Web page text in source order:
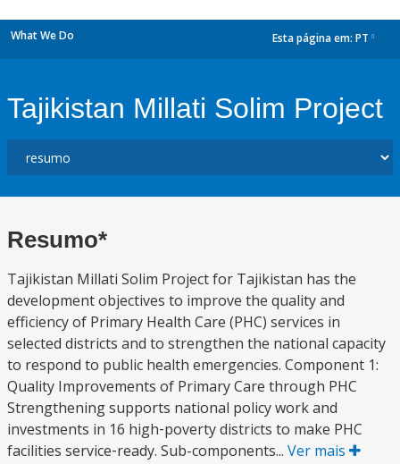
What We Do Esta página em: PT
Tajikistan Millati Solim Project
Resumo*
Tajikistan Millati Solim Project for Tajikistan has the
development objectives to improve the quality and
efficiency of Primary Health Care (PHC) services in
selected districts and to strengthen the national capacity
to respond to public health emergencies. Component 1:
Quality Improvements of Primary Care through PHC
Strengthening supports national policy work and
investments in 16 high‑poverty districts to make PHC
facilities service‑ready. Sub-components... Ver mais